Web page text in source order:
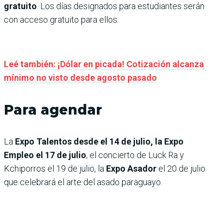
gratuito . Los días designados para estudiantes serán
con acceso gratuito para ellos.
Leé también: ¡Dólar en picada! Cotización alcanza
mínimo no visto desde agosto pasado
Para agendar
La Expo Talentos desde el 14 de julio, la Expo
Empleo el 17 de julio, el concierto de Luck Ra y
Kchiporros el 19 de julio, la Expo Asador el 20 de julio
que celebrará el arte del asado paraguayo.